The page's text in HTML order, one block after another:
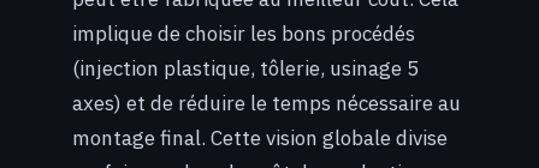
implique de choisir les bons procédés
(injection plastique, tôlerie, usinage 5
axes) et de réduire le temps nécessaire au
montage final. Cette vision globale divise